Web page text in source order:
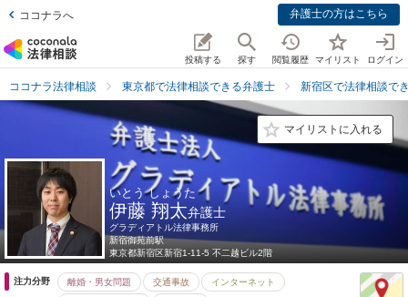
ココナラへ 弁護士の方はこちら
投稿する 探す 閲覧履歴 マイリスト ログイン
ココナラ法律相談 東京都で法律相談できる弁護士 新宿区で法律相談で
マイリストに入れる
いとう しょうた
伊藤 翔太弁護士
グラディアトル法律事務所
新宿御苑前駅
東京都新宿区新宿1-11-5 不二越ビル2階
注力分野 離婚・男女問題 交通事故 インターネット